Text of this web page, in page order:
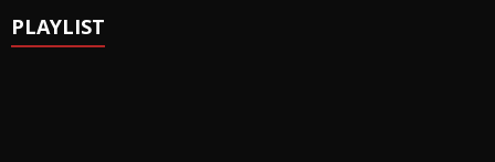
PLAYLIST